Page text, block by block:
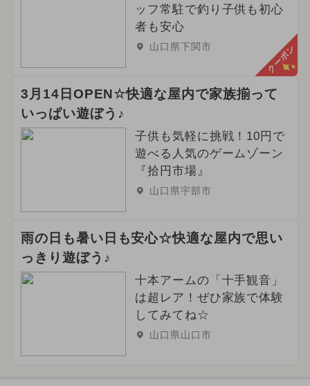
ッフ常駐で釣り子供も初心
者も安心
山口県下関市 クーポン
3月14日OPEN☆快適な屋内で家族揃って
いっぱい遊ぼう♪
子供も気軽に挑戦！10円で
遊べる人気のゲームゾーン
『拾円市場』
山口県宇部市
雨の日も暑い日も安心☆快適な屋内で思い
っきり遊ぼう♪
十本アームの「十手観音」
は超レア！ぜひ家族で体験
してみてね☆
山口県山口市